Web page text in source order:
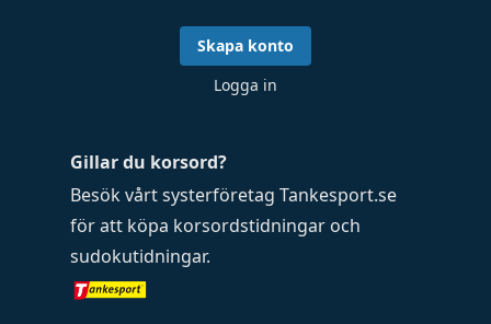
Gillar du korsord?
Besök vårt systerföretag Tankesport.se
för att köpa korsordstidningar och
sudokutidningar.
Skapa konto
Logga in